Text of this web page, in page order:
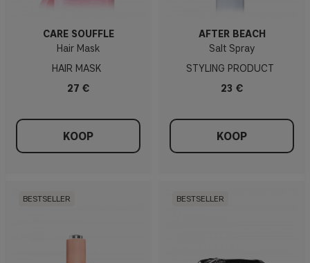
CARE SOUFFLÉ
Hair Mask
HAIR MASK
27 €
KOOP
AFTER BEACH
Salt Spray
STYLING PRODUCT
23 €
KOOP
BESTSELLER BESTSELLER